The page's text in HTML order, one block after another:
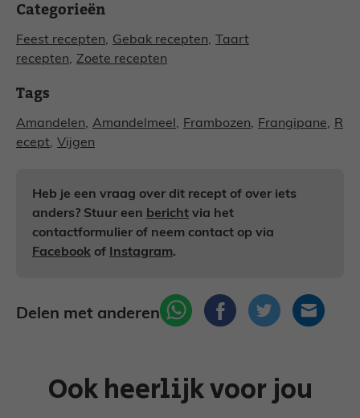
Categorieën
Feest recepten, Gebak recepten,
Taart
recepten, Zoete recepten
Tags
Amandelen, Amandelmeel, Frambozen, Frangipane, R
ecept, Vijgen
Heb je een vraag over dit recept of over iets
anders? Stuur een bericht via het
contactformulier of neem contact op via
Facebook of Instagram.
Delen met anderen
Ook heerlijk voor jou